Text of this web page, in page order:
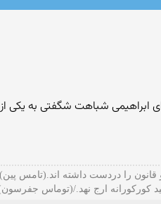
ابراهیمی شباهت شگفتی به یکی از
را دردست داشته اند.(تامس پین)
کورکورانه ارج نهد./(توماس